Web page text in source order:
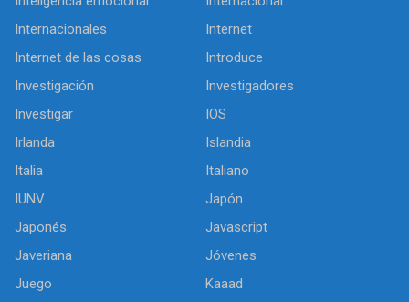
Internacionales
Internet
Internet de las cosas
Introduce
Investigación
Investigadores
Investigar
IOS
Irlanda
Islandia
Italia
Italiano
IUNV
Japón
Japonés
Javascript
Javeriana
Jóvenes
Juego
Kaaad